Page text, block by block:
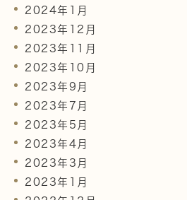
2024年1月
2023年12月
2023年11月
2023年10月
2023年9月
2023年7月
2023年5月
2023年4月
2023年3月
2023年1月